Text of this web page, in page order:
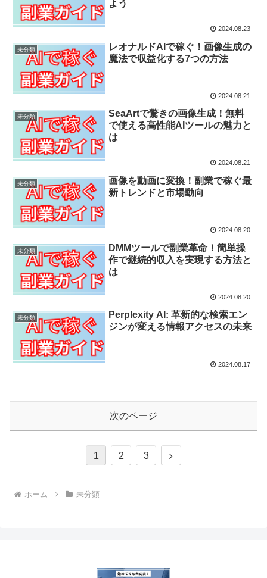
よう
2024.08.23
未分類
レオナルドAIで稼ぐ！画像生成の
魔法で収益化する7つの方法
2024.08.21
未分類
SeaArtで驚きの画像生成！無料
で使える高性能AIツールの魅力と
は
2024.08.21
未分類
画像を動画に変換！副業で稼ぐ最
新トレンドと市場動向
2024.08.20
未分類
DMMツールで副業革命！簡単操
作で継続的収入を実現する方法と
は
2024.08.20
未分類
Perplexity AI: 革新的な検索エン
ジンが変える情報アクセスの未来
2024.08.17
次のページ
1 2 3
次
ホーム 未分類